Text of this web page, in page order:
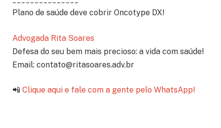
Plano de saúde deve cobrir Oncotype DX!
Advogada Rita Soares
Defesa do seu bem mais precioso: a vida com saúde!
Email: contato@ritasoares.adv.br
📲 Clique aqui e fale com a gente pelo WhatsApp!